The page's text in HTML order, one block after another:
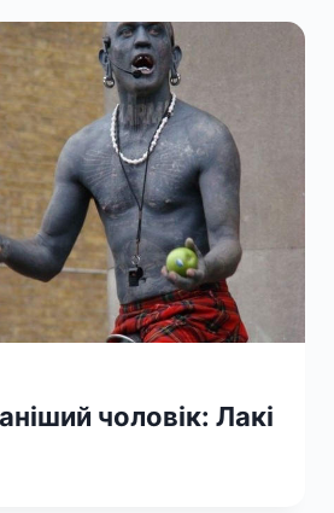
чоловік: Лакі